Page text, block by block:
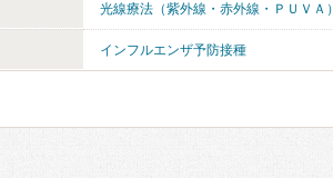
光線療法（紫外線・赤外線・ＰＵＶＡ）
インフルエンザ予防接種